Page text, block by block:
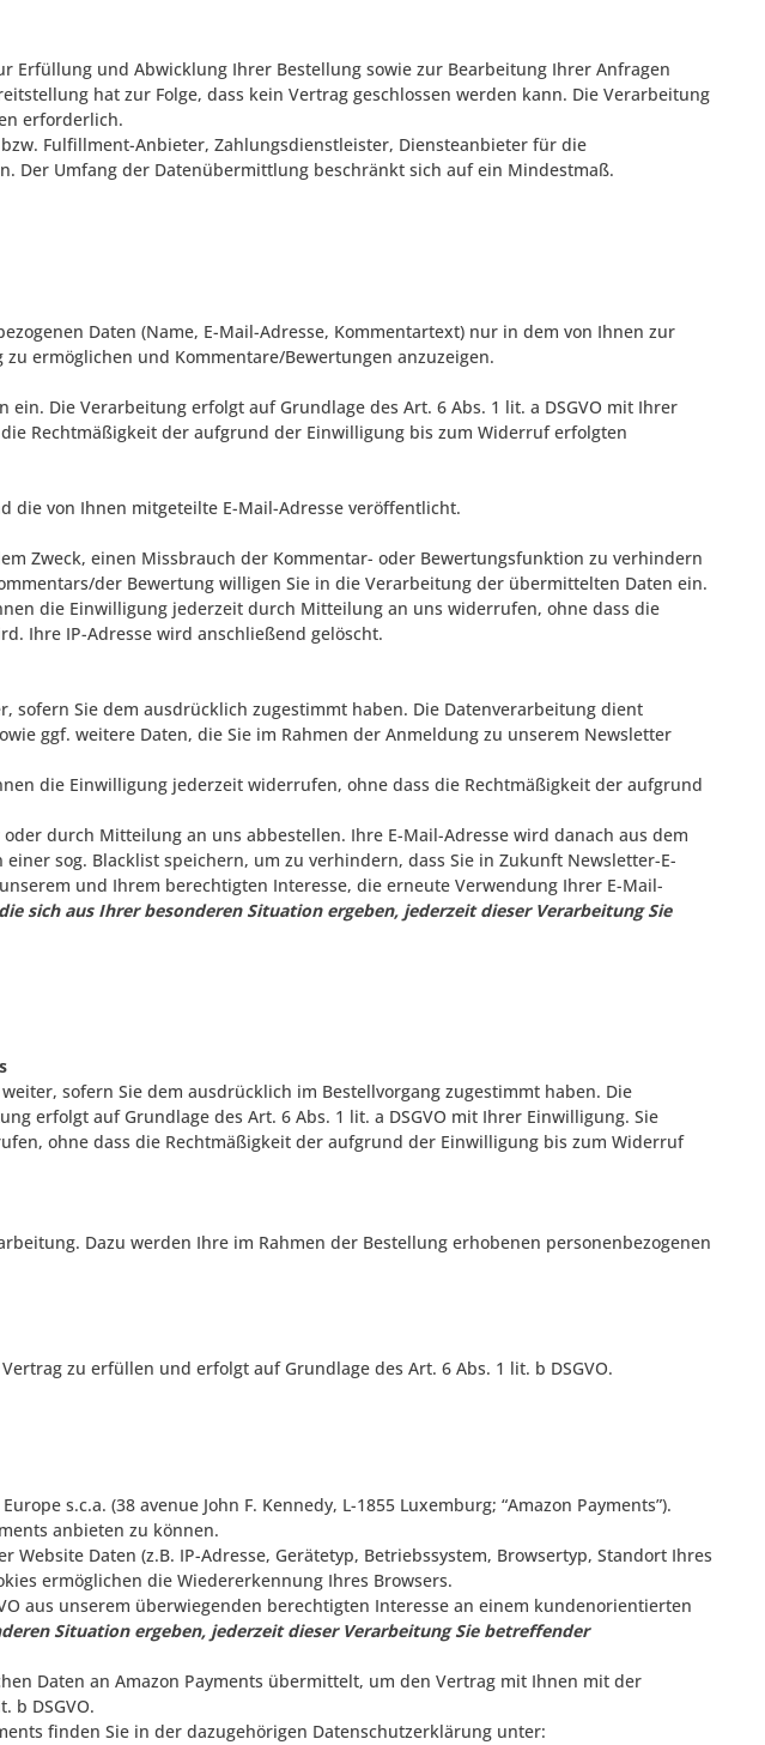
Erfüllung und Abwicklung Ihrer Bestellung sowie zur Bearbeitung Ihrer Anfragen
hat zur Folge, dass kein Vertrag geschlossen werden kann. Die Verarbeitung
erforderlich.
Fulfillment-Anbieter, Zahlungsdienstleister, Diensteanbieter für die
Der Umfang der Datenübermittlung beschränkt sich auf ein Mindestmaß.
Daten (Name, E-Mail-Adresse, Kommentartext) nur in dem von Ihnen zur
ermöglichen und Kommentare/Bewertungen anzuzeigen.
Die Verarbeitung erfolgt auf Grundlage des Art. 6 Abs. 1 lit. a DSGVO mit Ihrer
Rechtmäßigkeit der aufgrund der Einwilligung bis zum Widerruf erfolgten
die von Ihnen mitgeteilte E-Mail-Adresse veröffentlicht.
Zweck, einen Missbrauch der Kommentar- oder Bewertungsfunktion zu verhindern
der Bewertung willigen Sie in die Verarbeitung der übermittelten Daten ein.
die Einwilligung jederzeit durch Mitteilung an uns widerrufen, ohne dass die
Ihre IP-Adresse wird anschließend gelöscht.
sofern Sie dem ausdrücklich zugestimmt haben. Die Datenverarbeitung dient
ggf. weitere Daten, die Sie im Rahmen der Anmeldung zu unserem Newsletter
die Einwilligung jederzeit widerrufen, ohne dass die Rechtmäßigkeit der aufgrund
durch Mitteilung an uns abbestellen. Ihre E-Mail-Adresse wird danach aus dem
sog. Blacklist speichern, um zu verhindern, dass Sie in Zukunft Newsletter-E-
und Ihrem berechtigten Interesse, die erneute Verwendung Ihrer E-Mail-
sich aus Ihrer besonderen Situation ergeben, jederzeit dieser Verarbeitung Sie
sofern Sie dem ausdrücklich im Bestellvorgang zugestimmt haben. Die
erfolgt auf Grundlage des Art. 6 Abs. 1 lit. a DSGVO mit Ihrer Einwilligung. Sie
ohne dass die Rechtmäßigkeit der aufgrund der Einwilligung bis zum Widerruf
Dazu werden Ihre im Rahmen der Bestellung erhobenen personenbezogenen
zu erfüllen und erfolgt auf Grundlage des Art. 6 Abs. 1 lit. b DSGVO.
s.c.a. (38 avenue John F. Kennedy, L-1855 Luxemburg; “Amazon Payments”).
anbieten zu können.
Daten (z.B. IP-Adresse, Gerätetyp, Betriebssystem, Browsertyp, Standort Ihres
ermöglichen die Wiedererkennung Ihres Browsers.
aus unserem überwiegenden berechtigten Interesse an einem kundenorientierten
Situation ergeben, jederzeit dieser Verarbeitung Sie betreffender
Daten an Amazon Payments übermittelt, um den Vertrag mit Ihnen mit der
b DSGVO.
finden Sie in der dazugehörigen Datenschutzerklärung unter: